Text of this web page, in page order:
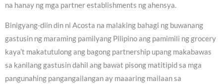
na hanay ng mga partner establishments ng ahensya.
Binigyang-diin din ni Acosta na malaking bahagi ng buwanang
gastusin ng maraming pamilyang Pilipino ang pamimili ng grocery
kaya’t makatutulong ang bagong partnership upang makabawas
sa kanilang gastusin dahil ang bawat pisong matitipid sa mga
pangunahing pangangailangan ay maaaring mailaan sa